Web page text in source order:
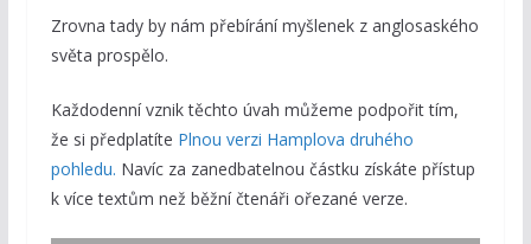
Zrovna tady by nám přebírání myšlenek z anglosaského
světa prospělo.
Každodenní vznik těchto úvah můžeme podpořit tím,
že si předplatíte Plnou verzi Hamplova druhého
pohledu. Navíc za zanedbatelnou částku získáte přístup
k více textům než běžní čtenáři ořezané verze.